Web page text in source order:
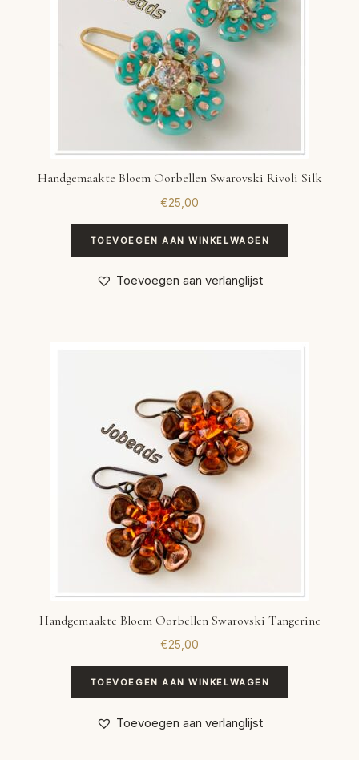
Handgemaakte Bloem Oorbellen Swarovski Rivoli Silk
€25,00
TOEVOEGEN AAN WINKELWAGEN
Toevoegen aan verlanglijst
Handgemaakte Bloem Oorbellen Swarovski Tangerine
€25,00
TOEVOEGEN AAN WINKELWAGEN
Toevoegen aan verlanglijst